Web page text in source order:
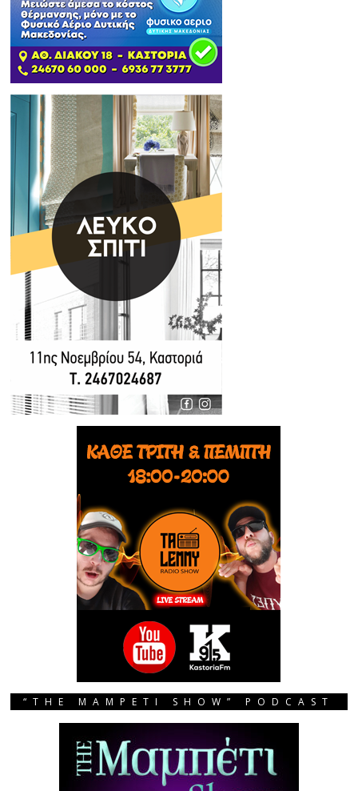
“THE MAMPETI SHOW” PODCAST